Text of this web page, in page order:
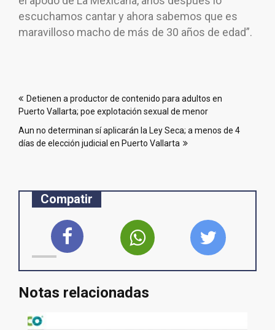
escuchamos cantar y ahora sabemos que es
maravilloso macho de más de 30 años de edad”.
de
entradas
Detienen a productor de contenido para adultos en
Puerto Vallarta; poe explotación sexual de menor
Aun no determinan sí aplicarán la Ley Seca; a menos de 4
días de elección judicial en Puerto Vallarta
Compatir
Notas relacionadas